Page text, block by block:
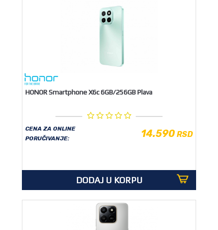
HONOR Smartphone X6c 6GB/256GB Plava
CENA ZA ONLINE
PORUČIVANJE:
14.590RSD
DODAJ U KORPU